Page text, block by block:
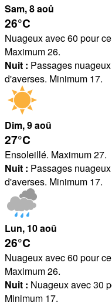
Sam, 8aoû
26°C
Nuageux avec 60 pour
Maximum 26.
Nuit : Passages
d'averses. Minimum 17.
Dim, 9aoû
27°C
Ensoleillé. Maximum 27.
Nuit : Passages
d'averses. Minimum 17.
Lun, 10aoû
26°C
Nuageux avec 60 pour
Maximum 26.
Nuit : Nuageux avec 30
Minimum 17.